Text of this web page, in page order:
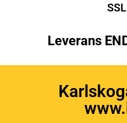
Leverans